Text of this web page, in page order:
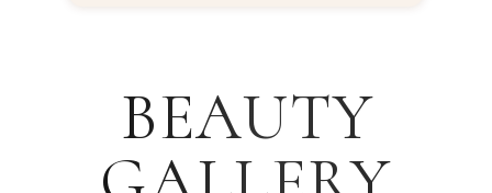
中華民國醫學美容醫學會醫
台灣顏面整形重建外科
學會醫師
BEAUTY